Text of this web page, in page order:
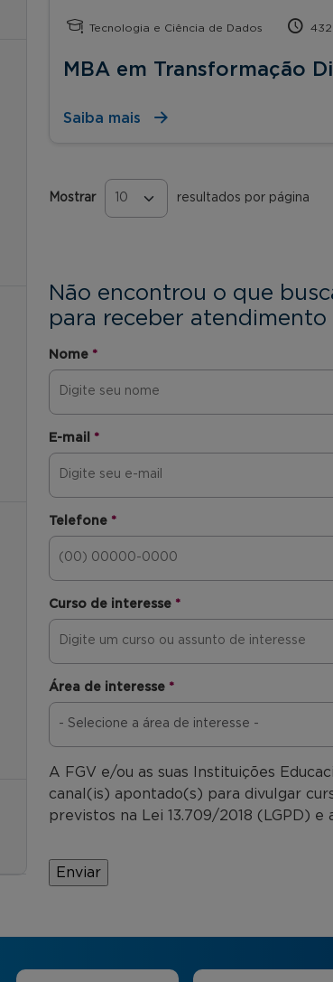
Tecnologia e Ciência de Dados
MBA em Transformação
Saiba mais
Mostrar resultados por página
Páginas
Não encontrou o que
para receber atendimento
Nome *
E-mail *
Telefone *
Curso de interesse *
Área de interesse *
A FGV e/ou as suas Instituições
canal(is) apontado(s) para divulgar
previstos na Lei 13.709/2018 (LGPD)
Nome E-mail